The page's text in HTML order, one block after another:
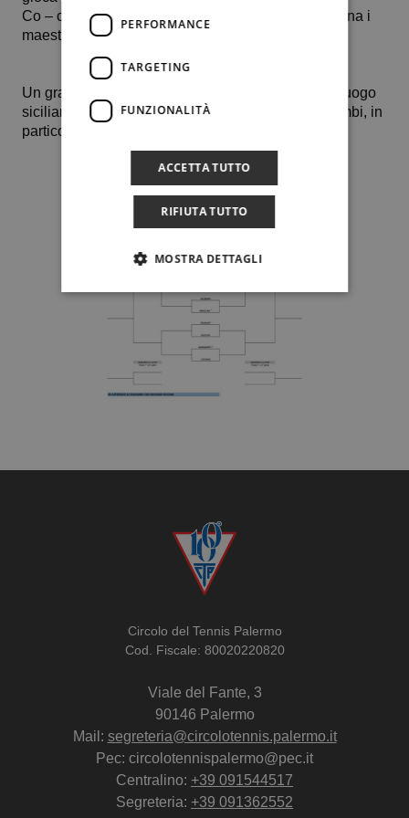
Co – capitani della baby rappresentativa palermitana i
maestri Michele D’Amico e 𝗙𝗮𝗯𝗶𝗼 𝗙𝗮𝘇𝘇𝗮𝗿𝗶.
Un grande in bocca al lupo alla squadra del capoluogo
siciliano e soprattutto buon divertimento a tutti i bimbi, in
particolare a “Lorenzino”, Bianca e Enrico.
Circolo del Tennis Palermo
Cod. Fiscale: 80020220820
Viale del Fante, 3
90146 Palermo
Mail: segreteria@circolotennis.palermo.it
Pec: circolotennispalermo@pec.it
Centralino: +39 091544517
Segreteria: +39 091362552
PERFORMANCE
TARGETING
FUNZIONALITÀ
ACCETTA TUTTO
RIFIUTA TUTTO
MOSTRA DETTAGLI